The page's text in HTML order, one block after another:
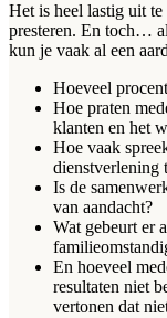
Het is heel lastig uit
presteren. En toch…
kun je vaak al een
Hoeveel
Hoe praten
klanten en het
Hoe vaak
dienstverlening
Is de
van aandacht?
Wat gebeurt er
En hoeveel
resultaten niet
vertonen dat